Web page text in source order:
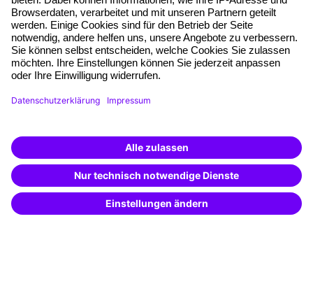
Freie Seminarplätze
Qualitätsstandards
Planung und Locations
Fördermöglichkeiten
Weiterbildungs-App
Besondere Angebote
Potenzialanalyse
Transfercoaching
Weiterbildung finden -
mit KI-Power!
Beschreibe was du suchst und erhalte
passende Weiterbildungen vomKI-Berater
– schnell und treffsicher.